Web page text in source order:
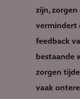
zijn,
vermindert
feedback
bestaande
zorgen
vaak